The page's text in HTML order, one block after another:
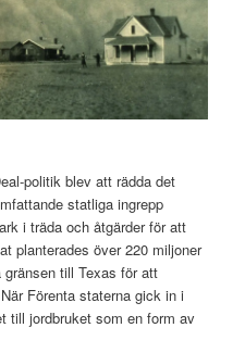
politik blev att rädda det
statliga ingrepp
i träda och åtgärder för att
planterades över 220 miljoner
till Texas för att
Förenta staterna gick in i
till jordbruket som en form av